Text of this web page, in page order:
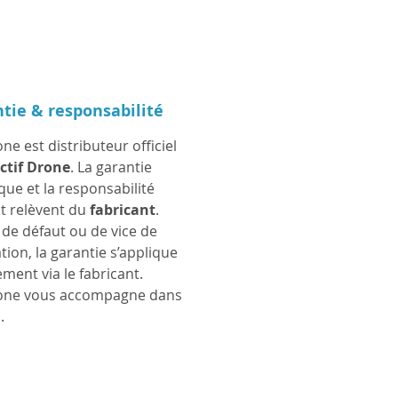
a été spécialement
pour les surfaces où
robots de nettoyage
généralement pas
et où le nettoyage
devient trop long et
Ce robot de
photovoltaïque est
pour les installations
& responsabilité
est distributeur officiel
Drone. La garantie
et la responsabilité
relèvent du fabricant.
de défaut ou de vice de
la garantie s’applique
via le fabricant.
vous accompagne dans